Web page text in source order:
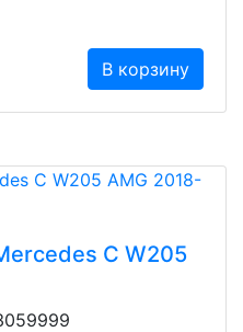
В корзину
C W205